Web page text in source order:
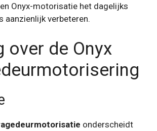
Onyx-motorisatie het dagelijks
aanzienlijk verbeteren.
over de Onyx
onderscheidt